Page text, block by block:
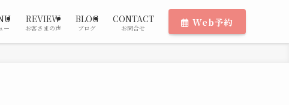
ー
REVIEW
お客さまの声
BLOG
ブログ
CONTACT
お問合せ Web予約